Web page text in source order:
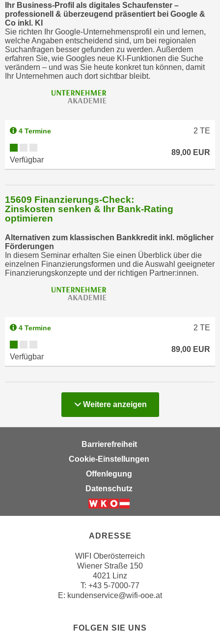
Ihr Business-Profil als digitales Schaufenster –
professionell & überzeugend präsentiert bei Google &
Co inkl. KI
Sie richten Ihr Google-Unternehmensprofil ein und lernen,
welche Angaben entscheidend sind, um bei regionalen
Suchanfragen besser gefunden zu werden. Außerdem
erfahren Sie, wie Googles neue KI-Funktionen die Suche
verändern – und was Sie heute konkret tun können, damit
Ihr Unternehmen auch dort sichtbar bleibt.
4 Termine 2 TE
Verfügbar
89,00 EUR
15609 Finanzierungs-Check:
Zinskosten senken & Ihr Bank-Rating
optimieren
Alternativen zum klassischen Bankkredit inkl. möglicher
Förderungen
In diesem Seminar erhalten Sie einen Überblick über die
einzelnen Finanzierungsformen und die Auswahl geeigneter
Finanzierungskonzepte und der richtigen Partner:innen.
4 Termine 2 TE
Verfügbar
89,00 EUR
Weitere anzeigen
Barrierefreiheit
Cookie-Einstellungen
Offenlegung
Datenschutz
ADRESSE
WIFI Oberösterreich
Wiener Straße 150
4021 Linz
T: +43 5-7000-77
E: kundenservice@wifi-ooe.at
FOLGEN SIE UNS